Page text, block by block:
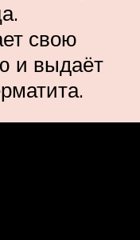
свою
и выдаёт